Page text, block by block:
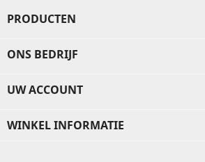
PRODUCTEN
ONS BEDRIJF
UW ACCOUNT
WINKEL INFORMATIE